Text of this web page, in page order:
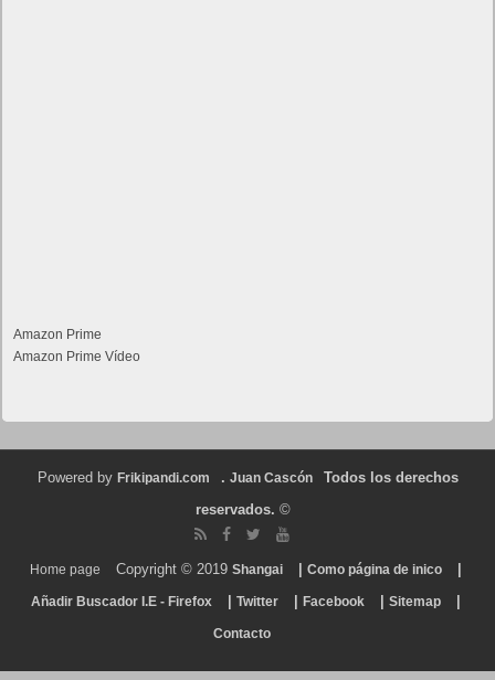
Amazon Prime
Amazon Prime Vídeo
Powered by Frikipandi.com . Juan Cascón
Todos los derechos
reservados. ©
Home page Copyright © 2019 Shangai Como página de inico
Añadir Buscador I.E - Firefox Twitter Facebook Sitemap
Contacto